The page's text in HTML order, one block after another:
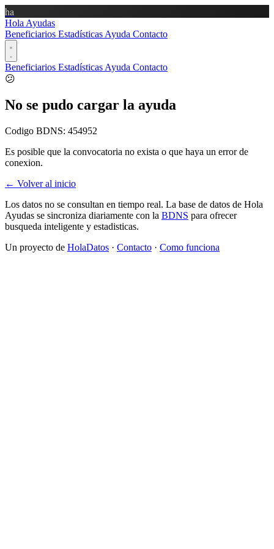
ha
Hola Ayudas
Beneficiarios Estadísticas Ayuda Contacto
Beneficiarios Estadísticas Ayuda Contacto
😕
No se pudo cargar la ayuda
Codigo BDNS: 454952
Es posible que la convocatoria no exista o que haya un error de
conexion.
← Volver al inicio
Los datos no se consultan en tiempo real. La base de datos de Hola
Ayudas se sincroniza diariamente con la BDNS para ofrecer
busqueda inteligente y estadisticas.
Un proyecto de HolaDatos · Contacto · Como funciona